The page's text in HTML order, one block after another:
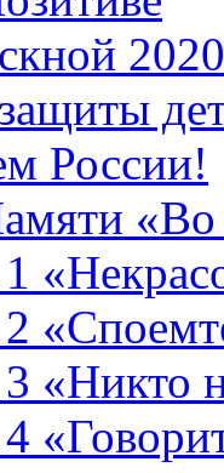
России!
1
2
3 «Никто
4